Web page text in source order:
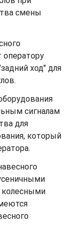
смены
оператору
ход" для
сигналам
для
который
колесными